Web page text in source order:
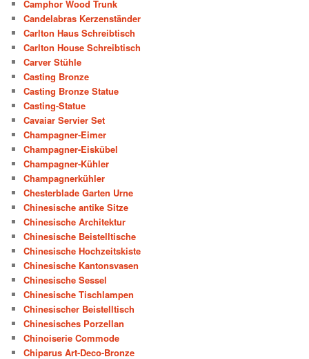
Camphor Wood Trunk
Candelabras Kerzenständer
Carlton Haus Schreibtisch
Carlton House Schreibtisch
Carver Stühle
Casting Bronze
Casting Bronze Statue
Casting-Statue
Cavaiar Servier Set
Champagner-Eimer
Champagner-Eiskübel
Champagner-Kühler
Champagnerkühler
Chesterblade Garten Urne
Chinesische antike Sitze
Chinesische Architektur
Chinesische Beistelltische
Chinesische Hochzeitskiste
Chinesische Kantonsvasen
Chinesische Sessel
Chinesische Tischlampen
Chinesischer Beistelltisch
Chinesisches Porzellan
Chinoiserie Commode
Chiparus Art-Deco-Bronze